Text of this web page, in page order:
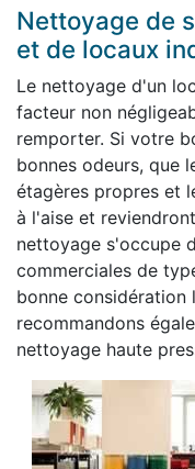
Nettoyage de
et de locaux
Le nettoyage d'un
facteur non
remporter. Si votre
bonnes odeurs, que
étagères propres et
à l'aise et
nettoyage s'occupe
commerciales de
bonne considération
recommandons
nettoyage haute